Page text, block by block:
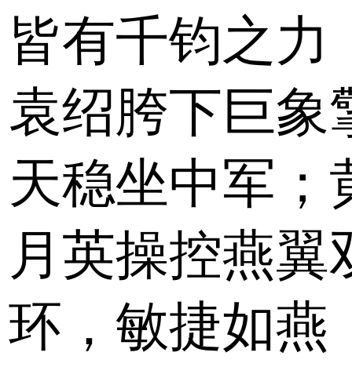
皆有千钧之力
袁绍胯下巨象
天稳坐中军；
月英操控燕翼
环，敏捷如燕